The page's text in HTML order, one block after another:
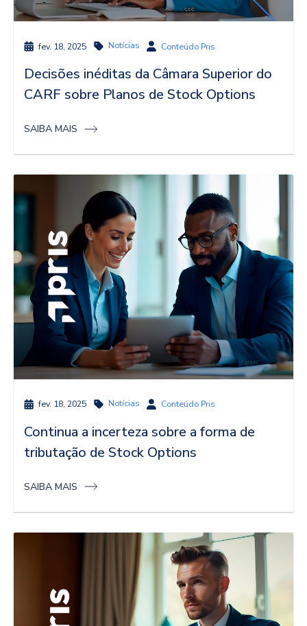
fev. 18, 2025 Notícias Conteúdo Pris
Decisões inéditas da Câmara Superior do
CARF sobre Planos de Stock Options
SAIBA MAIS
fev. 18, 2025 Notícias Conteúdo Pris
Continua a incerteza sobre a forma de
tributação de Stock Options
SAIBA MAIS